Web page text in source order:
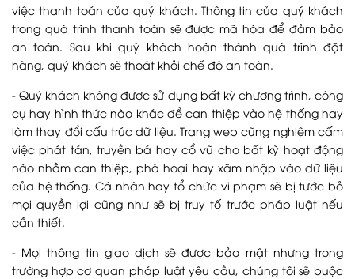
việc thanh toán của quý khách. Thông tin của quý khách
trong quá trình thanh toán sẽ được mã hóa để đảm bảo
an toàn. Sau khi quý khách hoàn thành quá trình đặt
hàng, quý khách sẽ thoát khỏi chế độ an toàn.
- Quý khách không được sử dụng bất kỳ chương trình, công
cụ hay hình thức nào khác để can thiệp vào hệ thống hay
làm thay đổi cấu trúc dữ liệu. Trang web cũng nghiêm cấm
việc phát tán, truyền bá hay cổ vũ cho bất kỳ hoạt động
nào nhằm can thiệp, phá hoại hay xâm nhập vào dữ liệu
của hệ thống. Cá nhân hay tổ chức vi phạm sẽ bị tước bỏ
mọi quyền lợi cũng như sẽ bị truy tố trước pháp luật nếu
cần thiết.
- Mọi thông tin giao dịch sẽ được bảo mật nhưng trong
trường hợp cơ quan pháp luật yêu cầu, chúng tôi sẽ buộc